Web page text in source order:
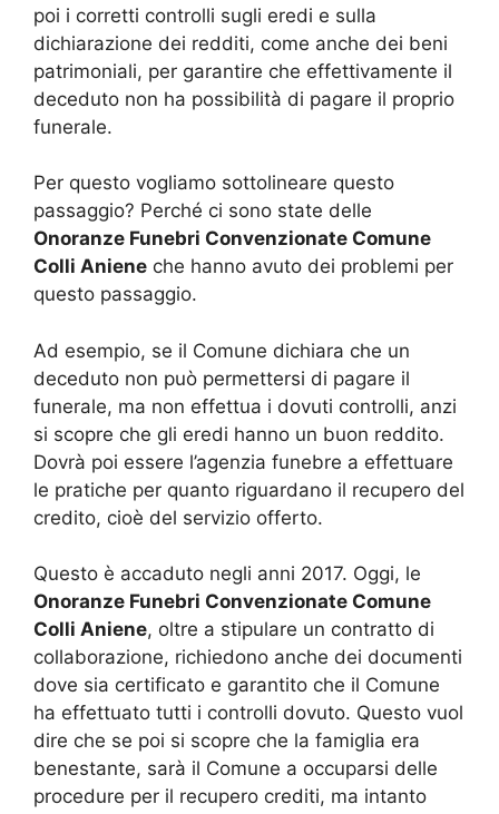
poi i corretti controlli sugli eredi e sulla
dichiarazione dei redditi, come anche dei beni
patrimoniali, per garantire che effettivamente il
deceduto non ha possibilità di pagare il proprio
funerale.
Per questo vogliamo sottolineare questo
passaggio? Perché ci sono state delle
Onoranze Funebri Convenzionate Comune
Colli Aniene che hanno avuto dei problemi per
questo passaggio.
Ad esempio, se il Comune dichiara che un
deceduto non può permettersi di pagare il
funerale, ma non effettua i dovuti controlli, anzi
si scopre che gli eredi hanno un buon reddito.
Dovrà poi essere l’agenzia funebre a effettuare
le pratiche per quanto riguardano il recupero del
credito, cioè del servizio offerto.
Questo è accaduto negli anni 2017. Oggi, le
Onoranze Funebri Convenzionate Comune
Colli Aniene, oltre a stipulare un contratto di
collaborazione, richiedono anche dei documenti
dove sia certificato e garantito che il Comune
ha effettuato tutti i controlli dovuto. Questo vuol
dire che se poi si scopre che la famiglia era
benestante, sarà il Comune a occuparsi delle
procedure per il recupero crediti, ma intanto